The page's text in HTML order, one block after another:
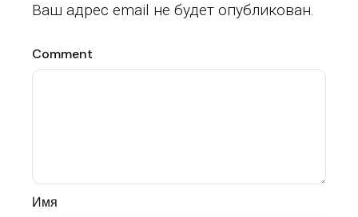
Ваш адрес email не будет опубликован.
Comment
Имя